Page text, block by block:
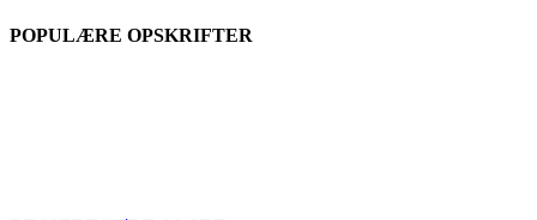
POPULÆRE OPSKRIFTER